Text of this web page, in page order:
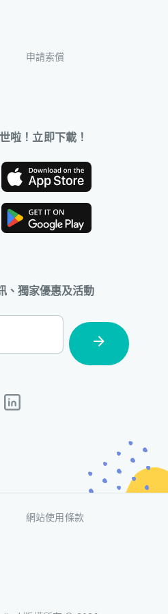
申請索償
啦！立即下載！
獨家優惠及活動
網站使用條款